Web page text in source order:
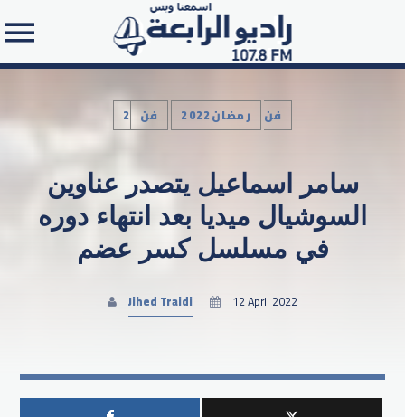
Search in the website:
2فن رمضان2022 فن
سامر اسماعيل يتصدر عناوين
السوشيال ميديا بعد انتهاء دوره
في مسلسل كسر عضم
Jihed Traidi 12 April 2022